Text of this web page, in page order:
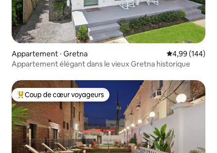
Appartement ⋅ Gretna Évaluation
4,99 (144)
Appartement élégant dans le vieux Gretna historique
Coups de cœur voyageurs les plus appréciés
Coup de cœur voyageurs